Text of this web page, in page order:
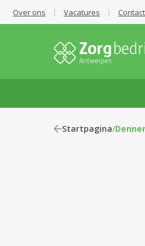
Over ons Vacatures Contact
Startpagina/